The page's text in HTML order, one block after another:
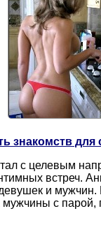
знакомств для
с целевым
встреч.
и
мужчины с парой,